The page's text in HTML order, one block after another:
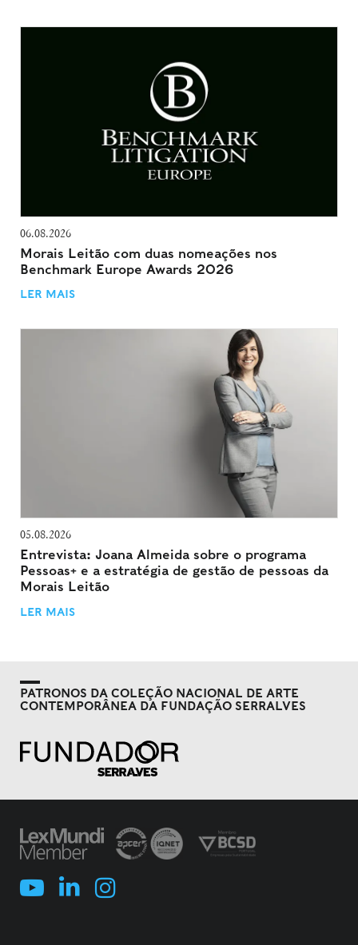
06.08.2026
Morais Leitão com duas nomeações nos
Benchmark Europe Awards 2026
LER MAIS
05.08.2026
Entrevista: Joana Almeida sobre o programa
Pessoas+ e a estratégia de gestão de pessoas da
Morais Leitão
LER MAIS
PATRONOS DA COLEÇÃO NACIONAL DE ARTE
CONTEMPORÂNEA DA FUNDAÇÃO SERRALVES